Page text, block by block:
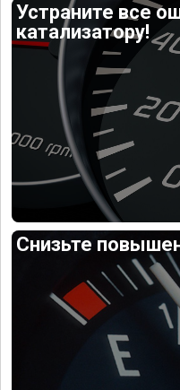
Устраните все
катализатору!
Снизьте